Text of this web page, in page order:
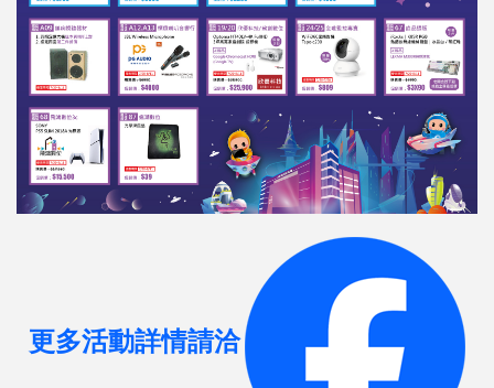
更多活動詳情請洽